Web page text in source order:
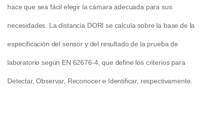
hace que sea fácil elegir la cámara adecuada para sus
necesidades. La distancia DORI se calcula sobre la base de la
especificación del sensor y del resultado de la prueba de
laboratorio según EN 62676-4, que define los criterios para
Detectar, Observar, Reconocer e Identificar, respectivamente.